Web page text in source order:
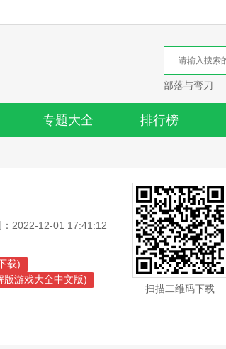
部落与弯刀
专题大全 排行榜
：2022-12-01 17:41:12
载)
版游戏大全中文版)
手游中文版)
中文版攻略大全)
扫描二维码下载